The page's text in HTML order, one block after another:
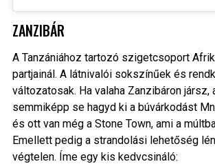
ZANZIBÁR
A Tanzániához tartozó szigetcsoport
partjainál. A látnivalói sokszínűek és
változatosak. Ha valaha Zanzibáron jársz,
semmiképp se hagyd ki a búvárkodást
és ott van még a Stone Town, ami a
Emellett pedig a strandolási lehetőség
végtelen. Íme egy kis kedvcsináló: